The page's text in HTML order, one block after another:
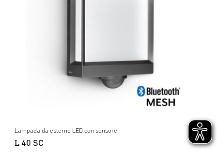
Lampada da esterno LED con sensore
L 40 SC